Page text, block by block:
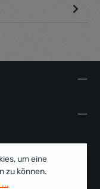
um eine
zu können.